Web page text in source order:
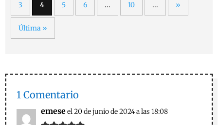
3 4 5 6 ... 10 ... »
Última »
1 Comentario
emeseel 20 de junio de 2024 a las 18:08